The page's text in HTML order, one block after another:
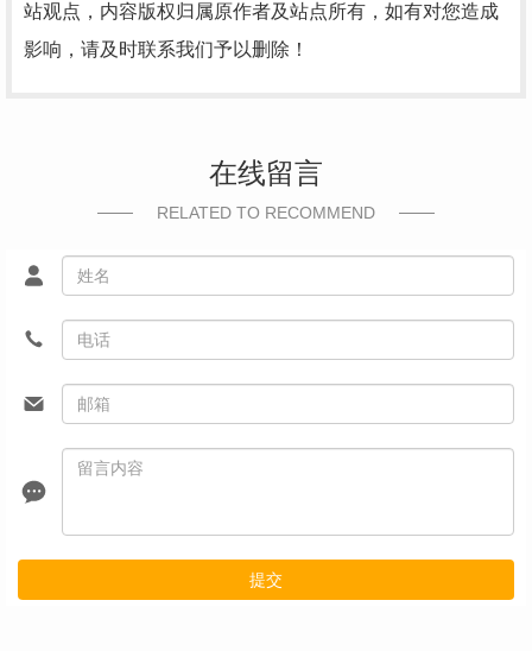
站观点，内容版权归属原作者及站点所有，如有对您造成
影响，请及时联系我们予以删除！
在线留言
RELATED TO RECOMMEND
提交